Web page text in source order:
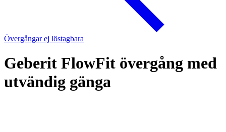
Övergångar ej löstagbara
Geberit FlowFit övergång med
utvändig gänga